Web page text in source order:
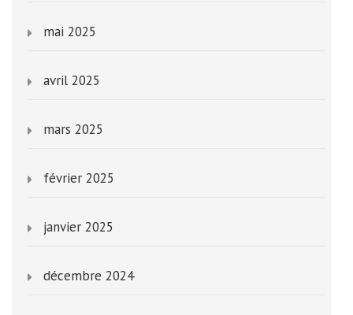
mai 2025
avril 2025
mars 2025
février 2025
janvier 2025
décembre 2024